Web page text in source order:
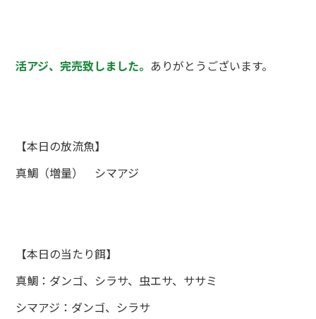
活アジ、完売致しました。 ありがとうございます。
【本日の放流魚】
真鯛（増量） シマアジ
【本日の当たり餌】
真鯛：ダンゴ、シラサ、虫エサ、ササミ
シマアジ：ダンゴ、シラサ